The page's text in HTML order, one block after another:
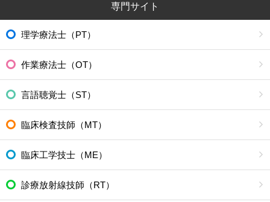
専門サイト
理学療法士（PT）
作業療法士（OT）
言語聴覚士（ST）
臨床検査技師（MT）
臨床工学技士（ME）
診療放射線技師（RT）